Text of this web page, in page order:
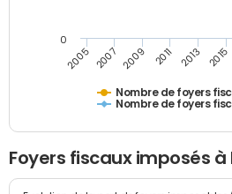
Nombre de foyers
Nombre de foyers
2005 2007 2009 2011 2013 2015
0
Foyers fiscaux imposés à